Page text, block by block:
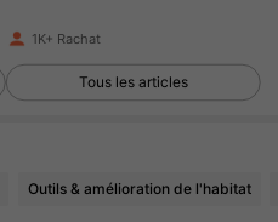
1K+ Rachat
Tous les articles
Outils & amélioration de l'habitat